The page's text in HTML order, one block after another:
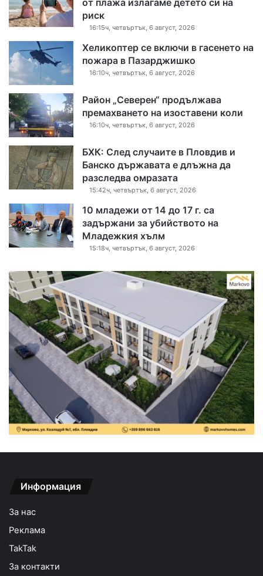
риск
16:15ч, четвъртък, 6 август, 2026
Хеликоптер се включи в гасенето на
пожара в Пазарджишко
16:10ч, четвъртък, 6 август, 2026
Район „Северен“ продължава
премахването на изоставени коли
16:10ч, четвъртък, 6 август, 2026
БХК: След случаите в Пловдив и
Банско държавата е длъжна да
разследва омразата
15:42ч, четвъртък, 6 август, 2026
10 младежи от 14 до 17 г. са
задържани за убийството на
Младежкия хълм
15:18ч, четвъртък, 6 август, 2026
Информация
За нас
Реклама
TakTak
За контакти